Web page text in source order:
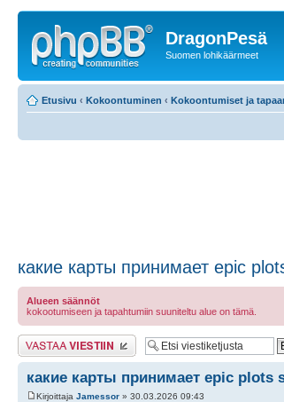
DragonPesä
Suomen lohikäärmeet
Etusivu ‹ Kokoontuminen ‹ Kokoontumiset ja
какие карты принимает epic
Alueen säännöt
kokootumiseen ja tapahtumiin suuniteltu alue on tämä.
Lähetä vastaus
какие карты принимает epic plots
Kirjoittaja Jamessor » 30.03.2026 09:43